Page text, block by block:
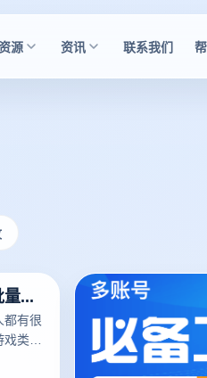
源 资讯 联系我们
云登免费指纹浏览器怎么解决批量账号注册问题
都有很
类以